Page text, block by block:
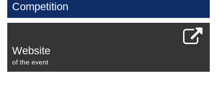
Competition
Website
of the event